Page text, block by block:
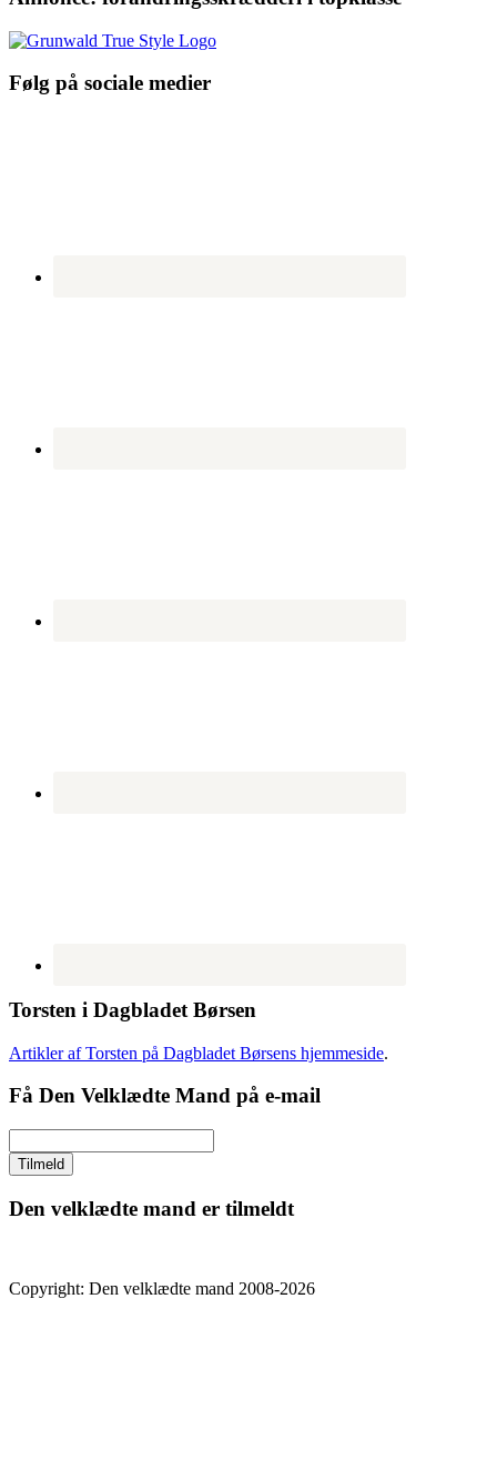
Følg på sociale medier
Torsten i Dagbladet Børsen
Artikler af Torsten på Dagbladet Børsens hjemmeside.
Få Den Velklædte Mand på e-mail
Den velklædte mand er tilmeldt
Copyright: Den velklædte mand 2008-2026